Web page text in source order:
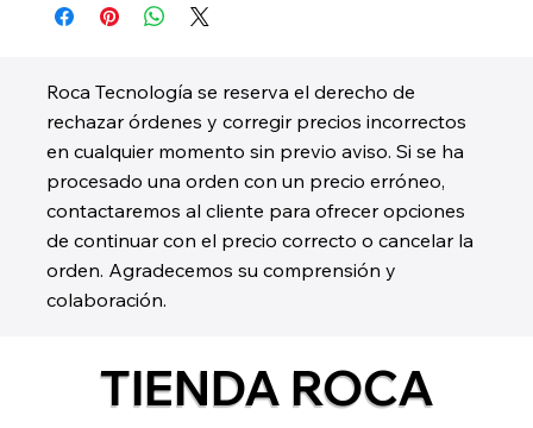
Roca Tecnología se reserva el derecho de
rechazar órdenes y corregir precios incorrectos
en cualquier momento sin previo aviso. Si se ha
procesado una orden con un precio erróneo,
contactaremos al cliente para ofrecer opciones
de continuar con el precio correcto o cancelar la
orden. Agradecemos su comprensión y
colaboración.
TIENDA ROCA